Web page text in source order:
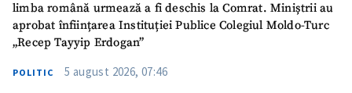
limba română urmează a fi deschis la Comrat. Miniștrii au
aprobat înființarea Instituției Publice Colegiul Moldo-Turc
„Recep Tayyip Erdogan”
POLITIC 5 august 2026, 07:46